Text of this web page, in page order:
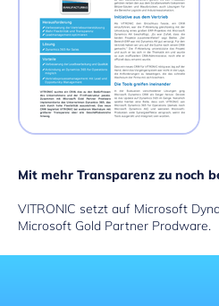
Mit mehr Transparenz zu noch
VITRONIC setzt auf Microsoft
Microsoft Gold Partner Prodware.